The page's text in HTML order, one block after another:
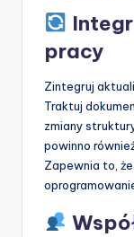
pracy
Zintegruj
Traktuj
zmiany
powinno
Zapewnia to,